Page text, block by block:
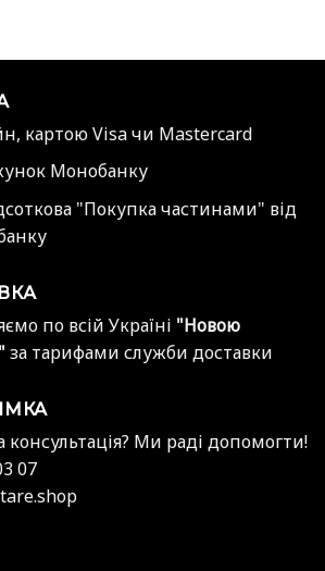
картою Visa чи Mastercard
Монобанку
"Покупка частинами" від
по всій Україні "Новою
за тарифами служби доставки
консультація? Ми раді допомогти!
07